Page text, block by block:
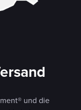
und die